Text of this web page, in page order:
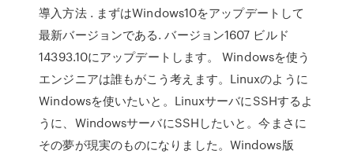
導入方法 . まずはWindows10をアップデートして
最新バージョンである. バージョン1607 ビルド
14393.10にアップデートします。 Windowsを使う
エンジニアは誰もがこう考えます。Linuxのように
Windowsを使いたいと。LinuxサーバにSSHするよ
うに、WindowsサーバにSSHしたいと。今まさに
その夢が現実のものになりました。Windows版